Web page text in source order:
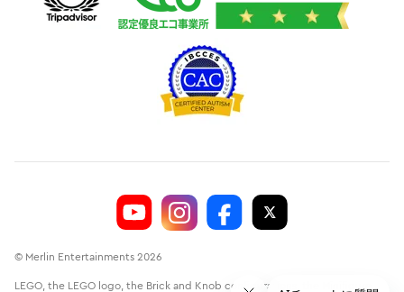
© Merlin Entertainments 2026
LEGO, the LEGO logo, the Brick and Knob configurations, the Minifigure